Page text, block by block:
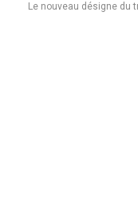
Le nouveau désigne du